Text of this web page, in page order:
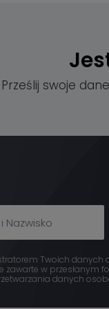
Prześlij swoje
Twoich danych
zawarte w przesłanym
danych